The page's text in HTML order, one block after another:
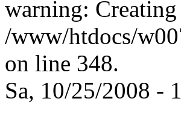
warning:
/www/htdocs/
on line 348.
Sa, 10/25/2008 -